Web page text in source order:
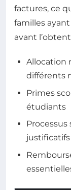
factures, ce
familles
avant
Allocation
différents
Primes
étudiants